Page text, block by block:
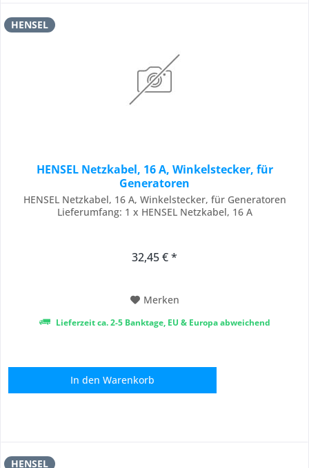
HENSEL
HENSEL Netzkabel, 16 A, Winkelstecker, für
Generatoren
HENSEL Netzkabel, 16 A, Winkelstecker, für Generatoren
Lieferumfang: 1 x HENSEL Netzkabel, 16 A
32,45 € *
Merken
Lieferzeit ca. 2-5 Banktage, EU & Europa abweichend
In den Warenkorb
HENSEL